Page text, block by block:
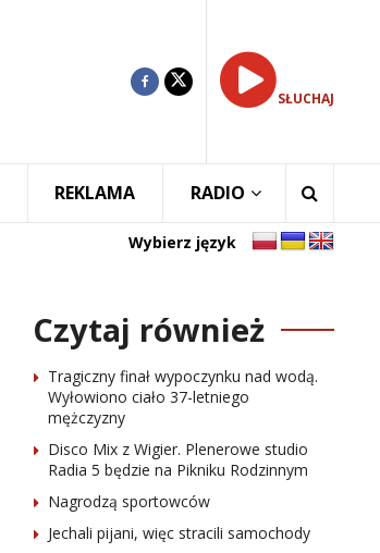
SŁUCHAJ
REKLAMA RADIO
Wybierz język
Czytaj również
Tragiczny finał wypoczynku nad wodą.
Wyłowiono ciało 37-letniego
mężczyzny
Disco Mix z Wigier. Plenerowe studio
Radia 5 będzie na Pikniku Rodzinnym
Nagrodzą sportowców
Jechali pijani, więc stracili samochody